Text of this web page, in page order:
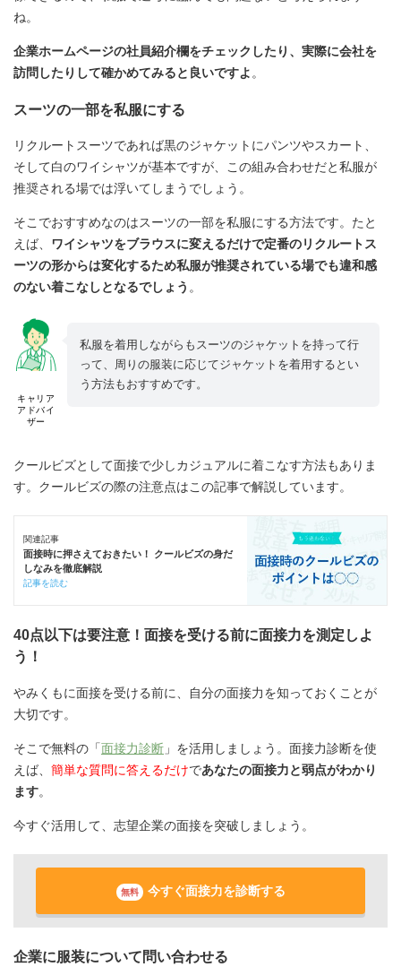
ね。
企業ホームページの社員紹介欄をチェックしたり、実際に会社を
訪問したりして確かめてみると良いですよ 。
スーツの一部を私服にする
リクルートスーツであれば黒のジャケットにパンツやスカート、
そして白のワイシャツが基本ですが、この組み合わせだと私服が
推奨される場では浮いてしまうでしょう。
そこでおすすめなのはスーツの一部を私服にする方法です。たと
えば、
ワイシャツをブラウスに変えるだけで定番のリクルートス
ーツの形からは変化するため私服が推奨されている場でも違和感
のない着こなしとなるでしょう 。
キャリア
アドバイ
ザー
私服を着用しながらもスーツのジャケットを持って行
って、周りの服装に応じてジャケットを着用するとい
う方法もおすすめです。
クールビズとして面接で少しカジュアルに着こなす方法もありま
す。クールビズの際の注意点はこの記事で解説しています。
関連記事
面接時に押さえておきたい！ クールビズの身だ
しなみを徹底解説
記事を読む
40点以下は要注意！面接を受ける前に面接力を測定しよ
う！
やみくもに面接を受ける前に、自分の面接力を知っておくことが
大切です。
そこで無料の「面接力診断 」を活用しましょう。面接力診断を使
えば、 簡単な質問に答えるだけであなたの面接力と弱点がわかり
ます。
今すぐ活用して、志望企業の面接を突破しましょう。
無料 今すぐ面接力を診断する
企業に服装について問い合わせる